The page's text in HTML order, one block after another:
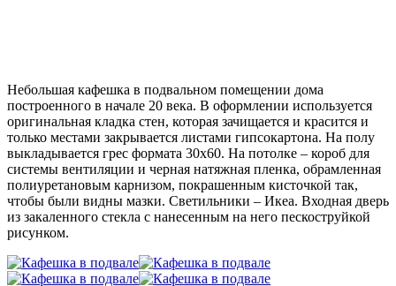
Небольшая кафешка в подвальном помещении дома
построенного в начале 20 века. В оформлении используется
оригинальная кладка стен, которая зачищается и красится и
только местами закрывается листами гипсокартона. На полу
выкладывается грес формата 30х60. На потолке – короб для
системы вентиляции и черная натяжная пленка, обрамленная
полиуретановым карнизом, покрашенным кисточкой так,
чтобы были видны мазки. Светильники – Икеа. Входная дверь
из закаленного стекла с нанесенным на него пескоструйкой
рисунком.